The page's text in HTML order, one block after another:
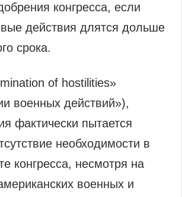
конгресса, если
действия длятся дольше
срока.
of hostilities»
военных действий»),
фактически пытается
необходимости в
конгресса, несмотря на
военных и